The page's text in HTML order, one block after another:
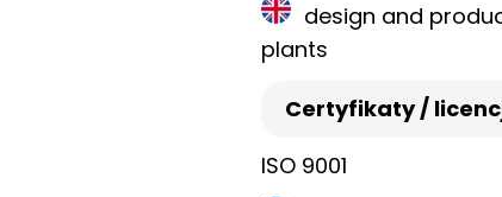
design and
plants
Certyfikaty /
ISO 9001